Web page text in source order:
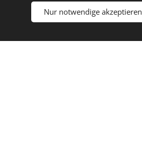
wir Ihnen das ein oder
Nur notwendige akzeptieren